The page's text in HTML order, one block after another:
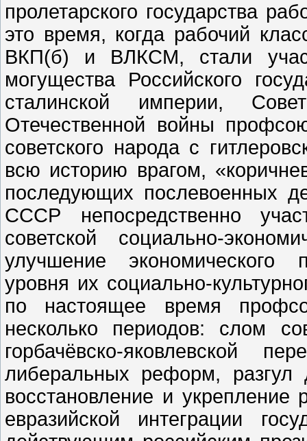
пролетарского государства
это время, когда рабочий
ВКП(б) и ВЛКСМ, стали
могущества Российского
сталинской империи,
Отечественной войны
советского народа с
всю историю врагом,
последующих послевоенных
СССР непосредственно
советской социально-
улучшение экономического
уровня их социально-
по настоящее время
несколько периодов: слом
горбачёвско-яковлевской
либеральных реформ, разгул
восстановление и укрепление
евразийской интеграции